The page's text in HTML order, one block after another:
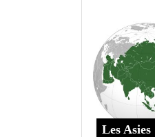
Les Asies